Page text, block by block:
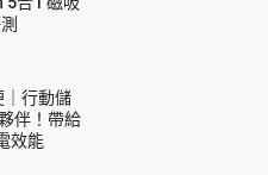
｜行動儲
伴！帶給
效能